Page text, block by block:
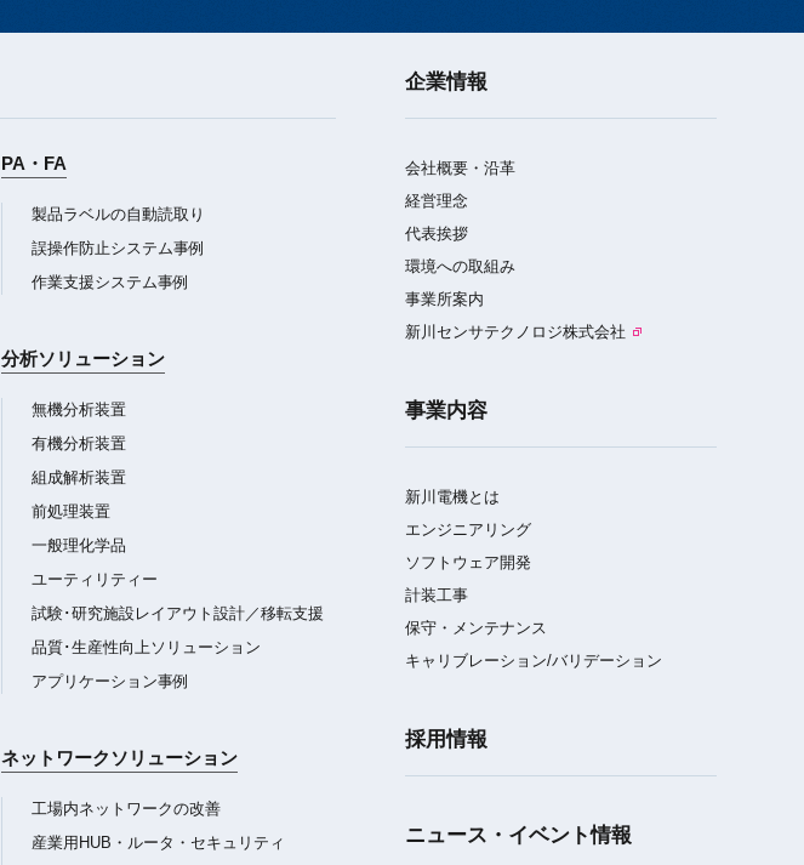
PA・FA
製品ラベルの自動読取り
誤操作防止システム事例
作業支援システム事例
分析ソリューション
無機分析装置
有機分析装置
組成解析装置
前処理装置
一般理化学品
ユーティリティー
試験･研究施設レイアウト設計／移転支援
品質･生産性向上ソリューション
アプリケーション事例
ネットワークソリューション
工場内ネットワークの改善
産業用HUB・ルータ・セキュリティ
企業情報
会社概要・沿革
経営理念
代表挨拶
環境への取組み
事業所案内
新川センサテクノロジ株式会社
事業内容
新川電機とは
エンジニアリング
ソフトウェア開発
計装工事
保守・メンテナンス
キャリブレーション/バリデーション
採用情報
ニュース・イベント情報